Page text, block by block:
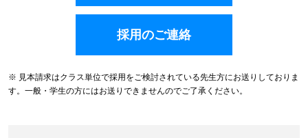
採用のご連絡
※ 見本請求はクラス単位で採用をご検討されている先生方にお送りしておりま
す。一般・学生の方にはお送りできませんのでご了承ください。